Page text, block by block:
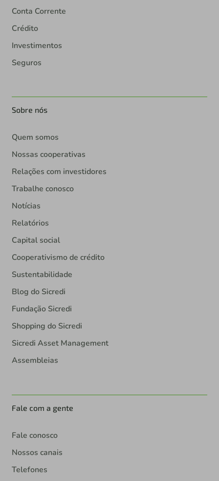
Conta Corrente
Crédito
Investimentos
Seguros
Sobre nós
Quem somos
Nossas cooperativas
Relações com investidores
Trabalhe conosco
Notícias
Relatórios
Capital social
Cooperativismo de crédito
Sustentabilidade
Blog do Sicredi
Fundação Sicredi
Shopping do Sicredi
Sicredi Asset Management
Assembleias
Fale com a gente
Fale conosco
Nossos canais
Telefones